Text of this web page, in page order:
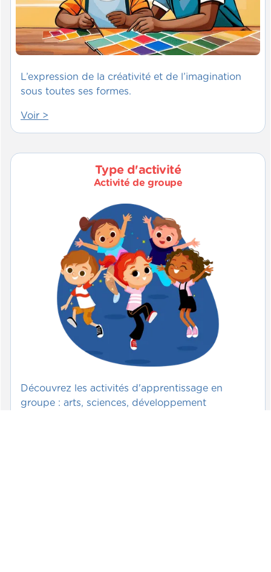
L’expression de la créativité et de l’imagination
sous toutes ses formes.
Voir >
Type d'activité
Activité de groupe
Découvrez les activités d'apprentissage en
groupe : arts, sciences, développement